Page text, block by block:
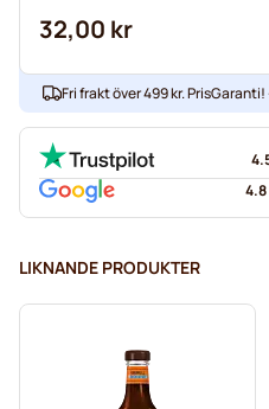
32,00 kr
Fri frakt över 499 kr.
4.8
LIKNANDE PRODUKTER